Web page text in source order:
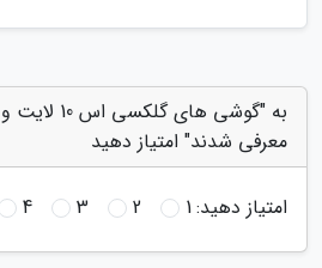
معرفی شدند" امتیاز دهید
امتیاز دهید:1
2
3
4